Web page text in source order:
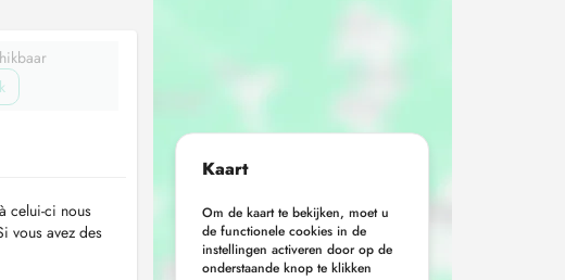
celui-ci nous
vous avez des
Kaart
Om de kaart te bekijken, moet u
de functionele cookies in de
instellingen activeren door op de
onderstaande knop te klikken